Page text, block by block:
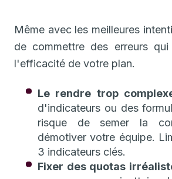
Même avec les meilleures
de commettre des erreurs qui
l'efficacité de votre plan.
Le rendre trop
d'indicateurs ou des
risque de semer la
démotiver votre équipe.
3 indicateurs clés.
Fixer des quotas